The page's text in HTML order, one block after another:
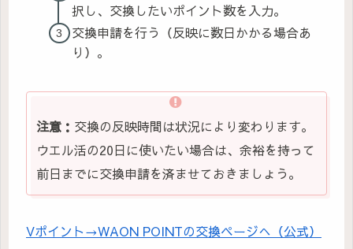
択し、交換したいポイント数を入力。
交換申請を行う（反映に数日かかる場合あ
り）。
注意： 交換の反映時間は状況により変わります。
ウエル活の20日に使いたい場合は、余裕を持って
前日までに交換申請を済ませておきましょう。
Vポイント→WAON POINTの交換ページへ（公式）